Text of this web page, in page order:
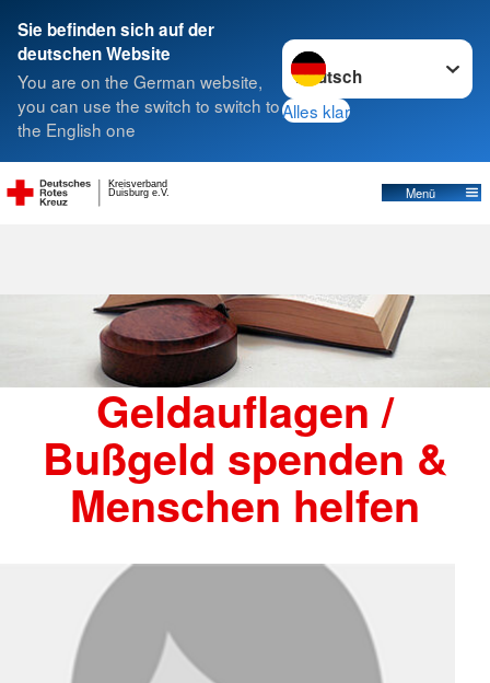
Sie befinden sich auf der
deutschen Website
You are on the German website,
you can use the switch to switch to
the English one
Sprache wechseln zu
Alles klar
Duisburg e.V.
Kreisverband
Menü
Suche
Geldauflagen /
Bußgeld spenden &
Menschen helfen